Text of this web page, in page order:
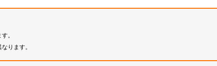
。
ります。